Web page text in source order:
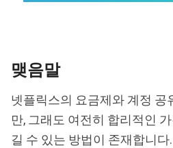
맺음말
넷플릭스의 요금제와 계정 공
만, 그래도 여전히 합리적인
길 수 있는 방법이 존재합니다.